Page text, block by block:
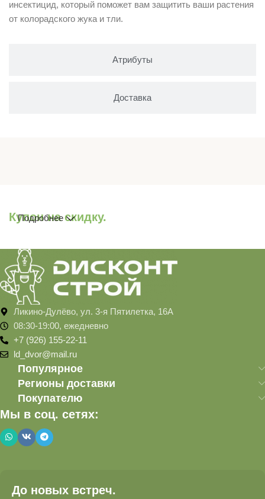
Атрибуты
Доставка
инсектицид, который поможет вам защитить ваши растения
от колорадского жука и тли.
Купон на скидку.
Подробнее
Ликино-Дулёво, ул. 3-я Пятилетка, 16А
08:30-19:00, ежедневно
+7 (926) 155-22-11
ld_dvor@mail.ru
Популярное
Регионы доставки
Покупателю
Мы в соц. сетях:
До новых встреч.